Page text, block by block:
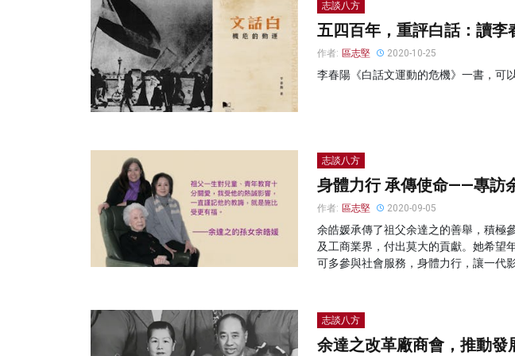
志談八方
五四百年，重評白話：讀李
作者: 區志堅 2020-10-25
李春陽《白話文運動的危機》一書，可
志談八方
身體力行 承傳使命——專訪
作者: 區志堅 2020-09-05
余皓媛承傳了祖父余達之的善舉，積極
及工商業界，付出莫大的貢獻。她希望
可多參與社會服務，身體力行，讓一代
志談八方
余達之改革廠商會，推動發